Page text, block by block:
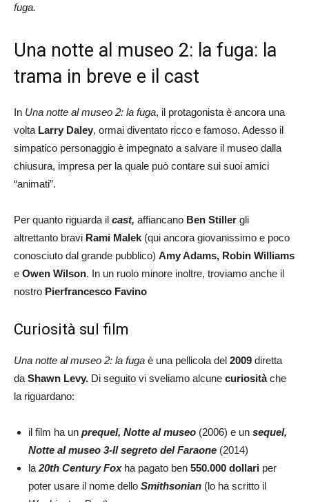
fuga.
Una notte al museo 2: la fuga: la
trama in breve e il cast
In Una notte al museo 2: la fuga, il protagonista è ancora una
volta Larry Daley, ormai diventato ricco e famoso. Adesso il
simpatico personaggio è impegnato a salvare il museo dalla
chiusura, impresa per la quale può contare sui suoi amici
“animati”.
Per quanto riguarda il cast, affiancano Ben Stiller gli
altrettanto bravi Rami Malek (qui ancora giovanissimo e poco
conosciuto dal grande pubblico) Amy Adams, Robin Williams
e Owen Wilson. In un ruolo minore inoltre, troviamo anche il
nostro Pierfrancesco Favino
Curiosità sul film
Una notte al museo 2: la fuga è una pellicola del 2009 diretta
da Shawn Levy. Di seguito vi sveliamo alcune curiositàche
la riguardano:
il film ha un prequel, Notte al museo (2006) e un sequel,
Notte al museo 3-Il segreto del Faraone (2014)
la 20th Century Foxha pagato ben 550.000 dollari per
poter usare il nome dello Smithsonian (lo ha scritto il